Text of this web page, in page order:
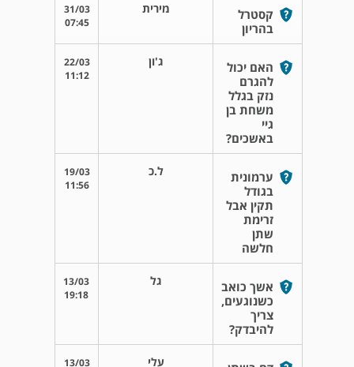
קסטרל
בהריון
מירית
31/03
07:45
האם יכול
להגרם
נזק בגלל
משחת בן
גיי
באשכים?
ג'ון
22/03
11:12
ערמונית
בגודל
תקין אבל
זרימת
שתן
חלשה
ל.כ
19/03
11:56
אשך כואב
כשנוגעים,
צריך
להיבדק?
גל
13/03
19:18
עלי
13/03